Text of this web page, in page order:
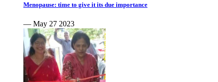
Menopause: time to give it its due importance
— May 27 2023